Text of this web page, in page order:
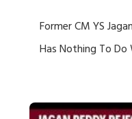
Former CM YS
Has Nothing To Do